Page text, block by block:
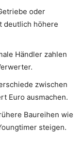
oder
deutlich höhere
Händler zahlen
zwischen
Euro ausmachen.
Baureihen wie
steigen.